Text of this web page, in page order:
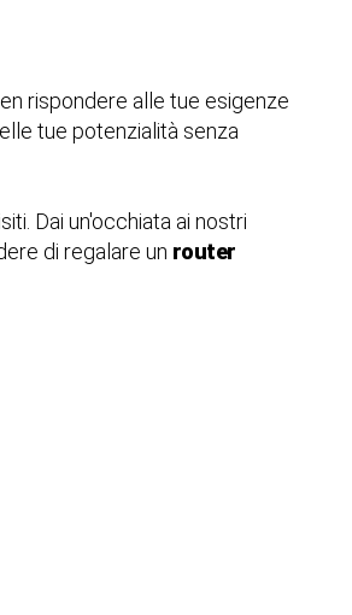
rispondere alle tue esigenze
tue potenzialità senza
Dai un'occhiata ai nostri
di regalare un router